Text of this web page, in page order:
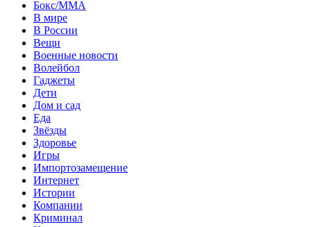
Бокс/MMA
В мире
В России
Вещи
Военные новости
Волейбол
Гаджеты
Дети
Дом и сад
Еда
Звёзды
Здоровье
Игры
Импортозамещение
Интернет
Истории
Компании
Криминал